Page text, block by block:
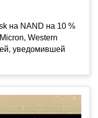
на NAND на 10 %
Western
уведомившей